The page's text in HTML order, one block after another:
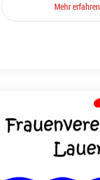
Mehr erfahren